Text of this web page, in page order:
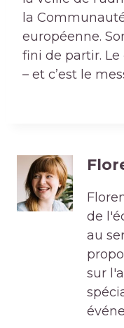
la
européenne.
fini de partir. Le
– et c’est le
de
au
sur